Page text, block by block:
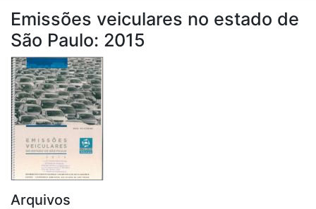
Repositório
Doações/Aquisições
Fale Conosco
Emissões veiculares no estado de
São Paulo: 2015
Arquivos